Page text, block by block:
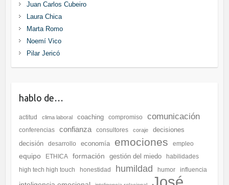
Juan Carlos Cubeiro
Laura Chica
Marta Romo
Noemí Vico
Pilar Jericó
hablo de…
actitud clima laboral coaching compromiso comunicación
conferencias confianza consultores coraje
decisiones
decisión
desarrollo economía emociones empleo
equipo ETHICA formación gestión del miedo
habilidades
high tech high touch
honestidad humildad humor influencia
José